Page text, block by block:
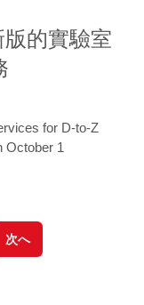
版的實驗室
for D-to-Z
October 1
次へ